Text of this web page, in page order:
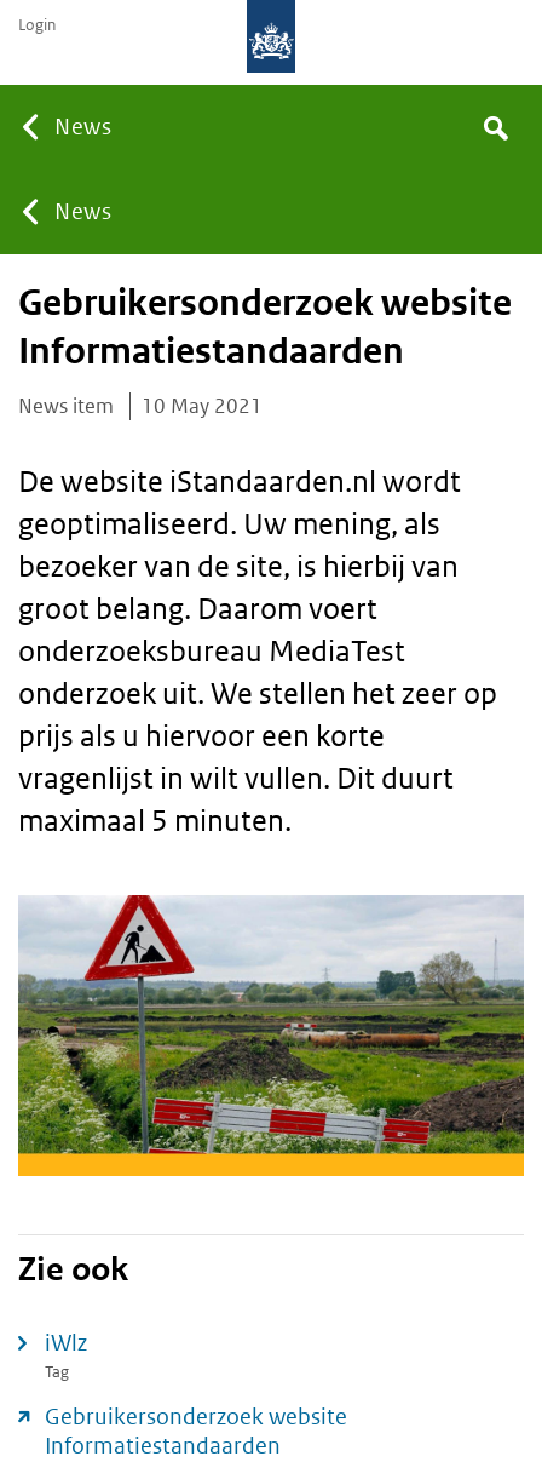
News
You
are
News
the
Search
Login
Gebruikersonderzoek website
Informatiestandaarden
News item 10 May 2021
De website iStandaarden.nl wordt
geoptimaliseerd. Uw mening, als
bezoeker van de site, is hierbij van
groot belang. Daarom voert
onderzoeksbureau MediaTest
onderzoek uit. We stellen het zeer op
prijs als u hiervoor een korte
vragenlijst in wilt vullen. Dit duurt
maximaal 5 minuten.
Body
text
Zie ook
iWlz
Tag
Gebruikersonderzoek website
Informatiestandaarden